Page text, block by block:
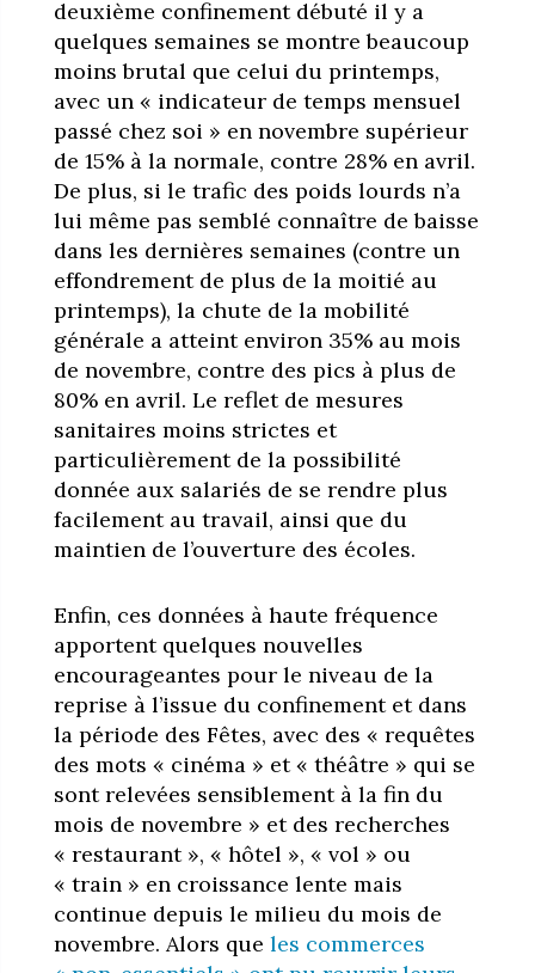
deuxième confinement débuté il y a
quelques semaines se montre beaucoup
moins brutal que celui du printemps,
avec un « indicateur de temps mensuel
passé chez soi » en novembre supérieur
de 15% à la normale, contre 28% en avril.
De plus, si le trafic des poids lourds n’a
lui même pas semblé connaître de baisse
dans les dernières semaines (contre un
effondrement de plus de la moitié au
printemps), la chute de la mobilité
générale a atteint environ 35% au mois
de novembre, contre des pics à plus de
80% en avril. Le reflet de mesures
sanitaires moins strictes et
particulièrement de la possibilité
donnée aux salariés de se rendre plus
facilement au travail, ainsi que du
maintien de l’ouverture des écoles.
Enfin, ces données à haute fréquence
apportent quelques nouvelles
encourageantes pour le niveau de la
reprise à l’issue du confinement et dans
la période des Fêtes, avec des « requêtes
des mots « cinéma » et « théâtre » qui se
sont relevées sensiblement à la fin du
mois de novembre » et des recherches
« restaurant », « hôtel », « vol » ou
« train » en croissance lente mais
continue depuis le milieu du mois de
novembre. Alors que les commerces